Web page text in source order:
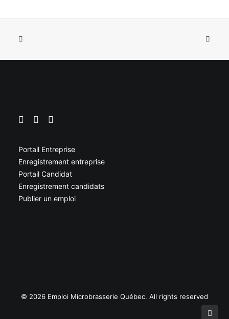
Portail Entreprise
Enregistrement entreprise
Portail Candidat
Enregistrement candidats
Publier un emploi
© 2026 Emploi Microbrasserie Québec. All rights reserved